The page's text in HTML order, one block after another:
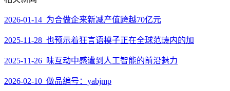
2026-01-14 为合做企来新减产值跨越70亿元
2025-11-28 也预示着狂言语模子正在全球范畴内的加
2025-11-26 味互动中感遭到人工智能的前沿魅力
2026-02-10 做品编号：yabjmp